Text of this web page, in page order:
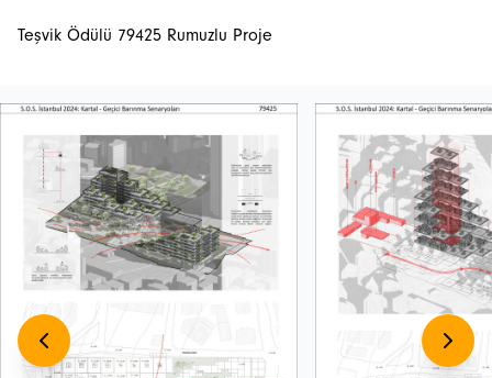
Teşvik Ödülü 79425 Rumuzlu Proje